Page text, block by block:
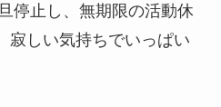
停止し、無期限の活動休
寂しい気持ちでいっぱい